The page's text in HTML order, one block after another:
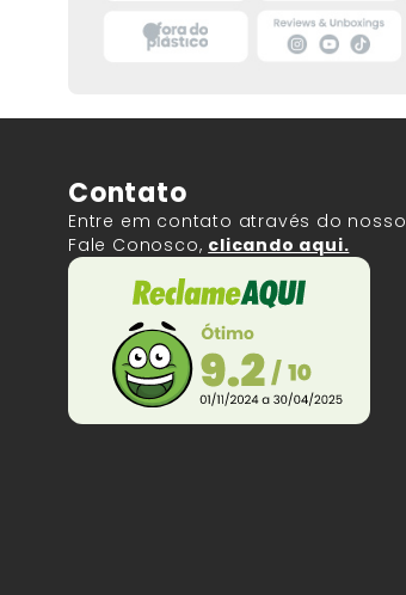
Contato
Entre em contato através do nosso
Fale Conosco, clicando aqui.